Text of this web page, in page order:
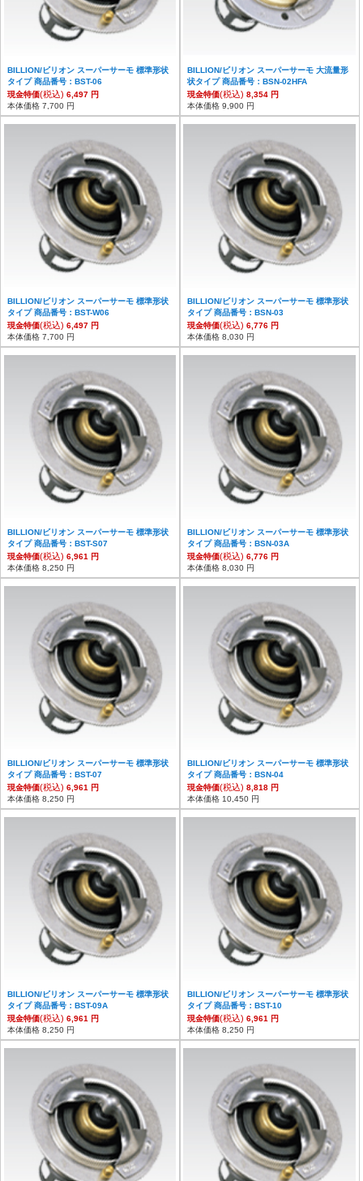
BILLION/ビリオン スーパーサーモ 標準形状
タイプ 商品番号：BST-06
現金特価(税込) 6,497 円
本体価格 7,700 円
BILLION/ビリオン スーパーサーモ 大流量形
状タイプ 商品番号：BSN-02HFA
現金特価(税込) 8,354 円
本体価格 9,900 円
BILLION/ビリオン スーパーサーモ 標準形状
タイプ 商品番号：BST-W06
現金特価(税込) 6,497 円
本体価格 7,700 円
BILLION/ビリオン スーパーサーモ 標準形状
タイプ 商品番号：BSN-03
現金特価(税込) 6,776 円
本体価格 8,030 円
BILLION/ビリオン スーパーサーモ 標準形状
タイプ 商品番号：BST-S07
現金特価(税込) 6,961 円
本体価格 8,250 円
BILLION/ビリオン スーパーサーモ 標準形状
タイプ 商品番号：BSN-03A
現金特価(税込) 6,776 円
本体価格 8,030 円
BILLION/ビリオン スーパーサーモ 標準形状
タイプ 商品番号：BST-07
現金特価(税込) 6,961 円
本体価格 8,250 円
BILLION/ビリオン スーパーサーモ 標準形状
タイプ 商品番号：BSN-04
現金特価(税込) 8,818 円
本体価格 10,450 円
BILLION/ビリオン スーパーサーモ 標準形状
タイプ 商品番号：BST-09A
現金特価(税込) 6,961 円
本体価格 8,250 円
BILLION/ビリオン スーパーサーモ 標準形状
タイプ 商品番号：BST-10
現金特価(税込) 6,961 円
本体価格 8,250 円